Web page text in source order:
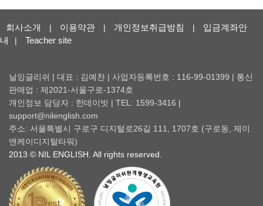
회사소개 | 이용약관 | 개인정보취급방침 |
입금계좌안
내
| Teacher site
닐잉글리쉬 | 대표 : 김예찬 | 사업자등록번호 : 116-99-01399 | 통신
판매업 : 제2021-서울구로-1374호
개인정보 담당자 : 한데이빗 | TEL: 1599-3416 |
support@nilenglish.com
주소: 서울특별시 구로구 디지털로26길 111, 1707호 (구로동, 제이
앤케이디지털타워)
2013 © NIL ENGLISH. All rights reserved.